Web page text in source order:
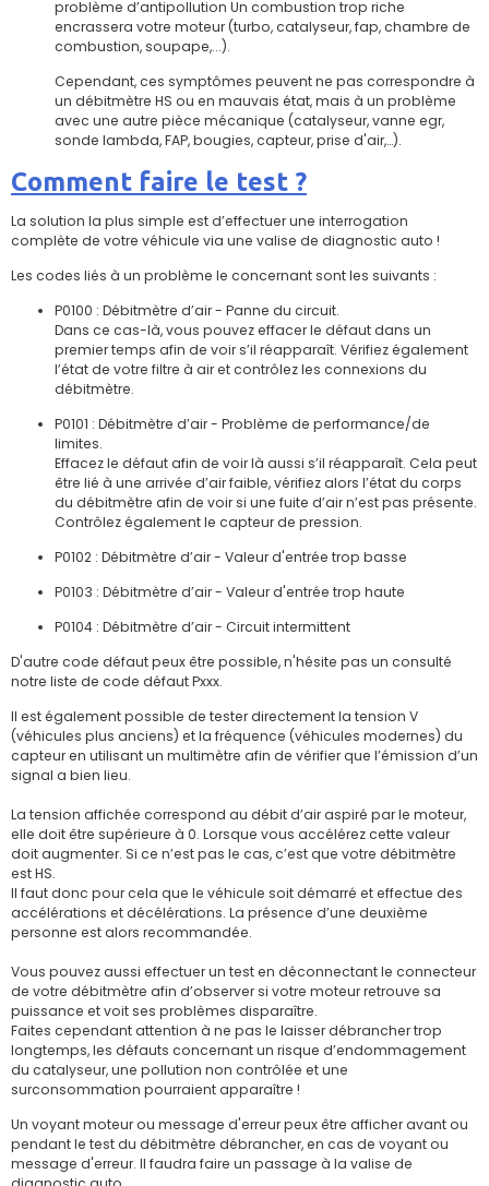
problème d’antipollution Un combustion trop riche
encrassera votre moteur (turbo, catalyseur, fap, chambre de
combustion, soupape,...).
Cependant, ces symptômes peuvent ne pas correspondre à
un débitmètre HS ou en mauvais état, mais à un problème
avec une autre pièce mécanique (catalyseur, vanne egr,
sonde lambda, FAP, bougies, capteur, prise d'air,…).
Comment faire le test ?
La solution la plus simple est d’effectuer une interrogation
complète de votre véhicule via une valise de diagnostic auto !
Les codes liés à un problème le concernant sont les suivants :
P0100 : Débitmètre d’air - Panne du circuit.
Dans ce cas-là, vous pouvez effacer le défaut dans un
premier temps afin de voir s’il réapparaît. Vérifiez également
l’état de votre filtre à air et contrôlez les connexions du
débitmètre.
P0101 : Débitmètre d’air - Problème de performance/de
limites.
Effacez le défaut afin de voir là aussi s’il réapparaît. Cela peut
être lié à une arrivée d’air faible, vérifiez alors l’état du corps
du débitmètre afin de voir si une fuite d’air n’est pas présente.
Contrôlez également le capteur de pression.
P0102 : Débitmètre d’air - Valeur d'entrée trop basse
P0103 : Débitmètre d’air - Valeur d'entrée trop haute
P0104 : Débitmètre d’air - Circuit intermittent
D'autre code défaut peux être possible, n'hésite pas un consulté
notre liste de code défaut Pxxx.
Il est également possible de tester directement la tension V
(véhicules plus anciens) et la fréquence (véhicules modernes) du
capteur en utilisant un multimètre afin de vérifier que l’émission d’un
signal a bien lieu.
La tension affichée correspond au débit d’air aspiré par le moteur,
elle doit être supérieure à 0. Lorsque vous accélérez cette valeur
doit augmenter. Si ce n’est pas le cas, c’est que votre débitmètre
est HS.
Il faut donc pour cela que le véhicule soit démarré et effectue des
accélérations et décélérations. La présence d’une deuxième
personne est alors recommandée.
Vous pouvez aussi effectuer un test en déconnectant le connecteur
de votre débitmètre afin d’observer si votre moteur retrouve sa
puissance et voit ses problèmes disparaître.
Faites cependant attention à ne pas le laisser débrancher trop
longtemps, les défauts concernant un risque d’endommagement
du catalyseur, une pollution non contrôlée et une
surconsommation pourraient apparaître !
Un voyant moteur ou message d'erreur peux être afficher avant ou
pendant le test du débitmètre débrancher, en cas de voyant ou
message d'erreur. Il faudra faire un passage à la valise de